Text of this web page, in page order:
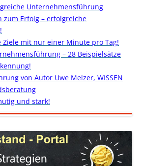
Unternehmensführung
zum Erfolg – erfolgreiche
Ziele mit nur einer Minute pro Tag!
– 28 Beispielsätze
von Autor Uwe Melzer, WISSEN
und stark!